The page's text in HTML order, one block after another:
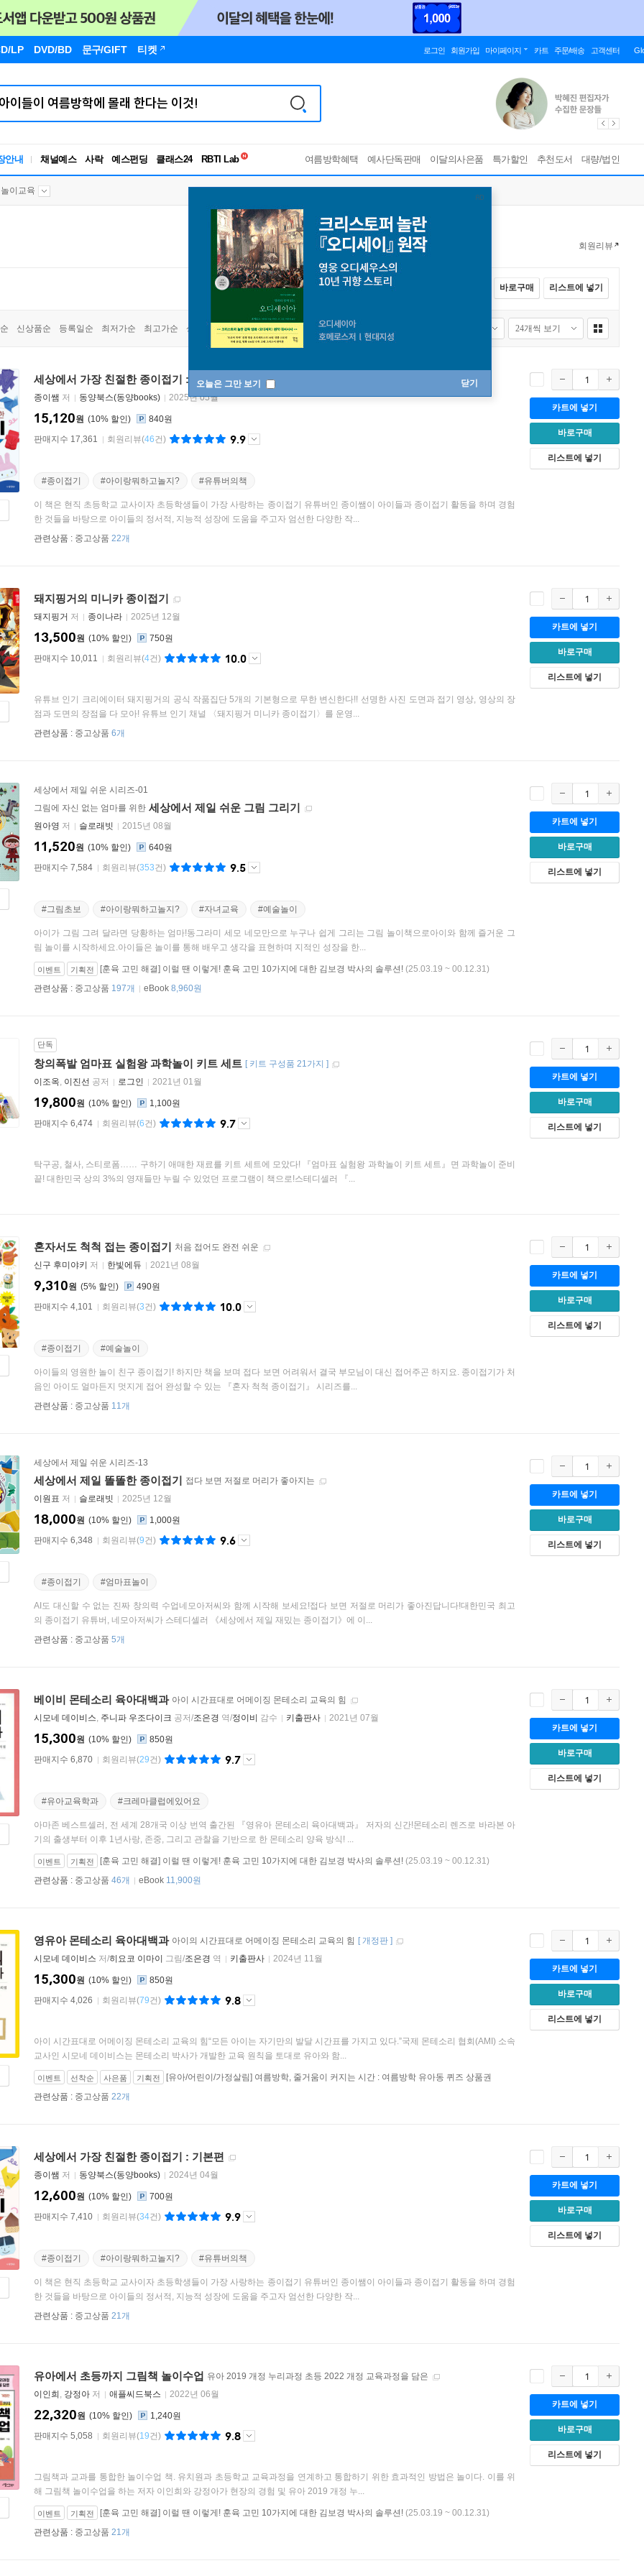
LP DVD/BD 문구/GIFT 티켓 로그인 회원가입 마이페이지 카트 주문/배송 고객센터
안내 채널예스 사락 예스펀딩 클래스24
독서유형검사
여름방학혜택 예사단독판매 이달의사은품 특가할인 추천도서 대량/법인
오늘은 그만 보기 닫기
놀이교육
회원리뷰
전체선택 바로구매 리스트에 넣기
신상품순 등록일순 최저가순 최고가순 상품명순
세상에서 가장 친절한 종이접기 : 인기편
종이쌤 저 동양북스(동양books) 2025년 05월
10%
15,120원
840원
판매지수 17,361
회원리뷰(46건) 9.9
#종이접기 #아이랑뭐하고놀지? #유튜버의책
이 책은 현직 초등학교 교사이자 초등학생들이 가장 사랑하는 종이접기 유튜버인 종이쌤이 아이들과 종이접기 활동을 하며 경험
한 것들을 바탕으로 아이들의 정서적, 지능적 성장에 도움을 주고자 엄선한 다양한 작...
관련상품 : 중고상품 22개
카트에 넣기
바로구매
리스트에 넣기
돼지핑거의 미니카 종이접기
돼지핑거 저 종이나라 2025년 12월
10%
13,500원
750원
판매지수 10,011
회원리뷰(4건) 10.0
유튜브 인기 크리에이터 돼지핑거의 공식 작품집단 5개의 기본형으로 무한 변신한다!! 선명한 사진 도면과 접기 영상, 영상의 장
점과 도면의 장점을 다 모아! 유튜브 인기 채널 〈돼지핑거 미니카 종이접기〉를 운영...
관련상품 : 중고상품 6개
카트에 넣기
바로구매
리스트에 넣기
세상에서 제일 쉬운 시리즈-01
그림에 자신 없는 엄마를 위한 세상에서 제일 쉬운 그림 그리기
원아영 저 슬로래빗 2015년 08월
10%
11,520원
640원
판매지수 7,584
회원리뷰(353건) 9.5
#그림초보 #아이랑뭐하고놀지? #자녀교육 #예술놀이
아이가 그림 그려 달라면 당황하는 엄마!동그라미 세모 네모만으로 누구나 쉽게 그리는 그림 놀이책으로아이와 함께 즐거운 그
림 놀이를 시작하세요.아이들은 놀이를 통해 배우고 생각을 표현하며 지적인 성장을 한...
이벤트 기획전 [훈육 고민 해결] 이럴 땐 이렇게! 훈육 고민 10가지에 대한 김보경 박사의 솔루션! (25.03.19 ~ 00.12.31)
관련상품 : 중고상품 197개 eBook 8,960원
카트에 넣기
바로구매
리스트에 넣기
단독
창의폭발 엄마표 실험왕 과학놀이 키트 세트 [ 키트 구성품 21가지 ]
이조옥, 이진선 공저 로그인 2021년 01월
10%
19,800원
1,100원
판매지수 6,474
회원리뷰(6건) 9.7
탁구공, 철사, 스티로폼…… 구하기 애매한 재료를 키트 세트에 모았다! 『엄마표 실험왕 과학놀이 키트 세트』면 과학놀이 준비
끝! 대한민국 상의 3%의 영재들만 누릴 수 있었던 프로그램이 책으로!스테디셀러 『...
카트에 넣기
바로구매
리스트에 넣기
혼자서도 척척 접는 종이접기 처음 접어도 완전 쉬운
신구 후미야키
저 한빛에듀 2021년 08월
5%
9,310원
490원
판매지수 4,101
회원리뷰(3건) 10.0
#종이접기 #예술놀이
아이들의 영원한 놀이 친구 종이접기! 하지만 책을 보며 접다 보면 어려워서 결국 부모님이 대신 접어주곤 하지요. 종이접기가 처
음인 아이도 얼마든지 멋지게 접어 완성할 수 있는 『혼자 척척 종이접기』 시리즈를...
관련상품 : 중고상품 11개
카트에 넣기
바로구매
리스트에 넣기
세상에서 제일 쉬운 시리즈-13
세상에서 제일 똘똘한 종이접기 접다 보면 저절로 머리가 좋아지는
이원표 저 슬로래빗 2025년 12월
10%
18,000원
1,000원
판매지수 6,348
회원리뷰(9건) 9.6
#종이접기 #엄마표놀이
AI도 대신할 수 없는 진짜 창의력 수업네모아저씨와 함께 시작해 보세요!접다 보면 저절로 머리가 좋아진답니다!대한민국 최고
의 종이접기 유튜버, 네모아저씨가 스테디셀러 《세상에서 제일 재밌는 종이접기》에 이...
관련상품 : 중고상품 5개
카트에 넣기
바로구매
리스트에 넣기
베이비 몬테소리 육아대백과 아이 시간표대로 어메이징 몬테소리 교육의 힘
시모네 데이비스, 주니파 우조다이크 공저/조은경 역/정이비 감수 키출판사 2021년 07월
10%
15,300원
850원
판매지수 6,870
회원리뷰(29건) 9.7
#유아교육학과 #크레마클럽에있어요
아마존 베스트셀러, 전 세계 28개국 이상 번역 출간된 『영유아 몬테소리 육아대백과』 저자의 신간!몬테소리 렌즈로 바라본 아
기의 출생부터 이후 1년사랑, 존중, 그리고 관찰을 기반으로 한 몬테소리 양육 방식! ...
이벤트 기획전 [훈육 고민 해결] 이럴 땐 이렇게! 훈육 고민 10가지에 대한 김보경 박사의 솔루션! (25.03.19 ~ 00.12.31)
관련상품 : 중고상품 46개 eBook 11,900원
카트에 넣기
바로구매
리스트에 넣기
영유아 몬테소리 육아대백과 아이의 시간표대로 어메이징 몬테소리 교육의 힘 [개정판 ]
시모네 데이비스 저/히요코 이마이 그림/조은경 역 키출판사 2024년 11월
10%
15,300원
850원
판매지수 4,026
회원리뷰(79건) 9.8
아이 시간표대로 어메이징 몬테소리 교육의 힘“모든 아이는 자기만의 발달 시간표를 가지고 있다.”국제 몬테소리 협회(AMI) 소속
교사인 시모네 데이비스는 몬테소리 박사가 개발한 교육 원칙을 토대로 유아와 함...
이벤트 선착순 사은품 기획전
[유아/어린이/가정살림] 여름방학, 줄거움이 커지는 시간 : 여름방학 유아동 퀴즈 상품권
(26.07.20 ~ 26.08.23)
관련상품 : 중고상품 22개
카트에 넣기
바로구매
리스트에 넣기
세상에서 가장 친절한 종이접기 : 기본편
종이쌤 저 동양북스(동양books) 2024년 04월
10%
12,600원
700원
판매지수 7,410
회원리뷰(34건) 9.9
#종이접기 #아이랑뭐하고놀지? #유튜버의책
이 책은 현직 초등학교 교사이자 초등학생들이 가장 사랑하는 종이접기 유튜버인 종이쌤이 아이들과 종이접기 활동을 하며 경험
한 것들을 바탕으로 아이들의 정서적, 지능적 성장에 도움을 주고자 엄선한 다양한 작...
관련상품 : 중고상품 21개
카트에 넣기
바로구매
리스트에 넣기
유아에서 초등까지 그림책 놀이수업 유아 2019 개정 누리과정 초등 2022 개정 교육과정을 담은
이인희 , 강정아 저 애플씨드북스 2022년 06월
10%
22,320원
1,240원
판매지수 5,058
회원리뷰(19건) 9.8
그림책과 교과를 통합한 놀이수업 책. 유치원과 초등학교 교육과정을 연계하고 통합하기 위한 효과적인 방법은 놀이다. 이를 위
해 그림책 놀이수업을 하는 저자 이인희와 강정아가 현장의 경험 및 유아 2019 개정 누...
이벤트 기획전 [훈육 고민 해결] 이럴 땐 이렇게! 훈육 고민 10가지에 대한 김보경 박사의 솔루션! (25.03.19 ~ 00.12.31)
관련상품 : 중고상품 21개
카트에 넣기
바로구매
리스트에 넣기